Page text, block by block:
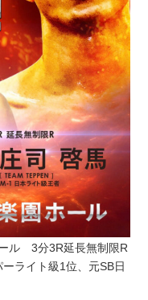
ル 3分3R延長無制限R
ライト級1位、元SB日